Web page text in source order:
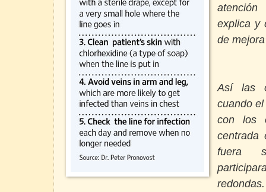
explica y
de
Así las
cuando
con los
centrada
fuera